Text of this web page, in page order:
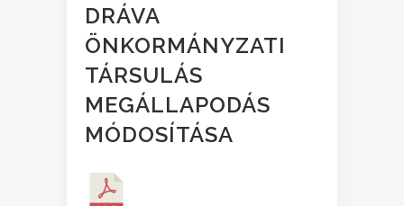
DRÁVA
ÖNKORMÁNYZATI
TÁRSULÁS
MEGÁLLAPODÁS
MÓDOSÍTÁSA